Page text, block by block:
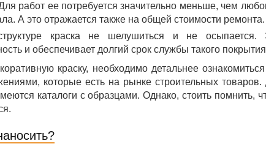
работ ее потребуется значительно меньше, чем
А это отражается также на общей стоимости ремонта.
краска не шелушиться и не осыпается.
и обеспечивает долгий срок службы такого
краску, необходимо детальнее
которые есть на рынке строительных товаров.
каталоги с образцами. Однако, стоить помнить,